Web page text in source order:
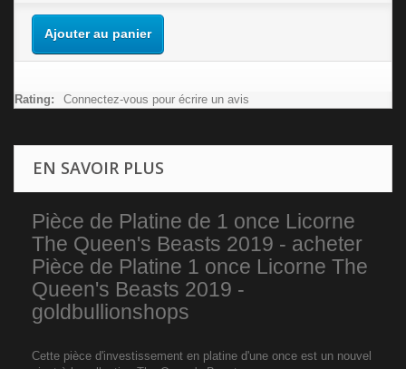
Ajouter au panier
Rating: Connectez-vous pour écrire un avis
EN SAVOIR PLUS
Pièce de Platine de 1 once Licorne
The Queen's Beasts 2019 - acheter
Pièce de Platine 1 once Licorne The
Queen's Beasts 2019 -
goldbullionshops
Cette pièce d'investissement en platine d'une once est un nouvel